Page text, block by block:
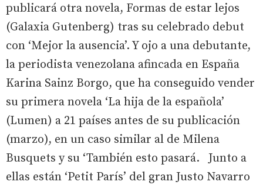
publicará otra novela, Formas de estar lejos
(Galaxia Gutenberg) tras su celebrado debut
con ‘Mejor la ausencia’. Y ojo a una debutante,
la periodista venezolana afincada en España
Karina Sainz Borgo, que ha conseguido vender
su primera novela ‘La hija de la española’
(Lumen) a 21 países antes de su publicación
(marzo), en un caso similar al de Milena
Busquets y su ‘También esto pasará. Junto a
ellas están ‘Petit París’ del gran Justo Navarro